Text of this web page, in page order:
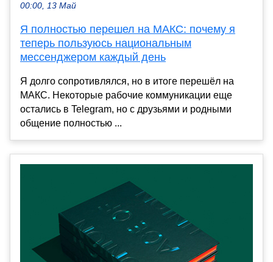
00:00, 13 Май
Я полностью перешел на МАКС: почему я
теперь пользуюсь национальным
мессенджером каждый день
Я долго сопротивлялся, но в итоге перешёл на
МАКС. Некоторые рабочие коммуникации еще
остались в Telegram, но с друзьями и родными
общение полностью ...